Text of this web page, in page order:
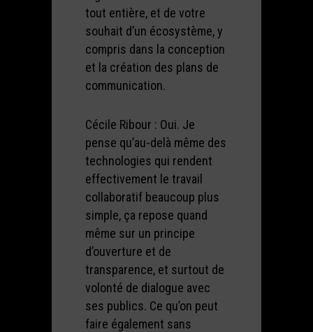
tout entière, et de votre
souhait d’un écosystème, y
compris dans la conception
et la création des plans de
communication.
Cécile Ribour : Oui. Je
pense qu’au-delà même des
technologies qui rendent
effectivement le travail
collaboratif beaucoup plus
simple, ça repose quand
même sur un principe
d’ouverture et de
transparence, et surtout de
volonté de dialogue avec
ses publics. Ce qu’on peut
faire également sans